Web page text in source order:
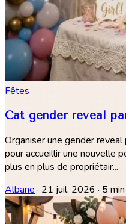
Fêtes
Cat gender reveal
Organiser une gender
pour accueillir une nouvelle
plus en plus de propriétair...
Albane · 21 juil. 2026 · 5 min